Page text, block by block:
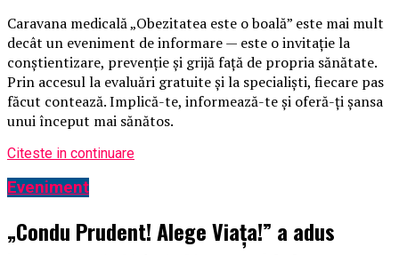
Caravana medicală „Obezitatea este o boală” este mai mult
decât un eveniment de informare — este o invitație la
conștientizare, prevenție și grijă față de propria sănătate.
Prin accesul la evaluări gratuite și la specialiști, fiecare pas
făcut contează. Implică-te, informează-te și oferă-ți șansa
unui început mai sănătos.
Citeste in continuare
Eveniment
„Condu Prudent! Alege Viața!” a adus